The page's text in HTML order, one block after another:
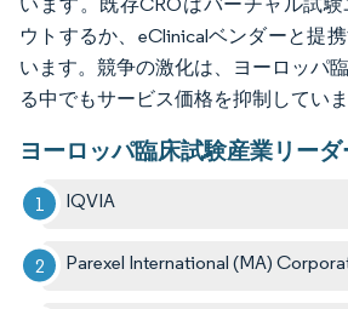
ウトするか、eClinicalベンダーと提
います。競争の激化は、ヨーロッパ
る中でもサービス価格を抑制していま
ヨーロッパ臨床試験産業リーダ
IQVIA
Parexel International (MA)